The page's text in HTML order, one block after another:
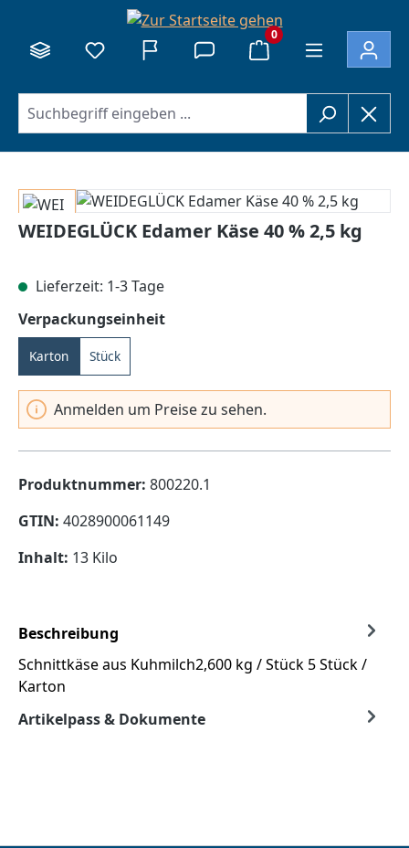
0
Bildergalerie überspringen
WEIDEGLÜCK Edamer Käse 40 % 2,5 kg
Lieferzeit: 1-3 Tage
Verpackungseinheitauswählen
Karton Stück
Anmelden um Preise zu sehen.
Produktnummer: 800220.1
GTIN: 4028900061149
Inhalt: 13 Kilo
Beschreibung
Schnittkäse aus Kuhmilch2,600 kg / Stück 5 Stück /
Karton
Artikelpass & Dokumente